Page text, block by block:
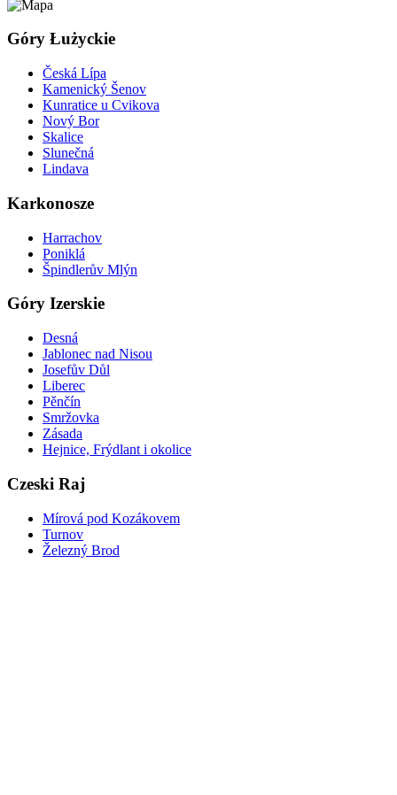
Góry Łużyckie
Česká Lípa
Kamenický Šenov
Kunratice u Cvikova
Nový Bor
Skalice
Slunečná
Lindava
Karkonosze
Harrachov
Poniklá
Špindlerův Mlýn
Góry Izerskie
Desná
Jablonec nad Nisou
Josefův Důl
Liberec
Pěnčín
Smržovka
Zásada
Hejnice, Frýdlant i okolice
Czeski Raj
Mírová pod Kozákovem
Turnov
Železný Brod